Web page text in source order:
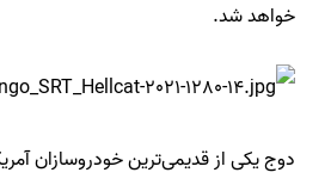
خواهد شد.
دوج یکی از قدیمی‌ترین خودروسازان